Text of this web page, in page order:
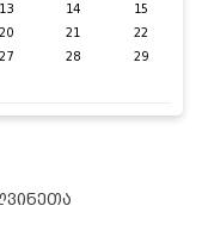
13 14
15
20 21
22
27 28
29